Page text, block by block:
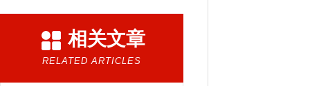
相关文章
RELATED ARTICLES